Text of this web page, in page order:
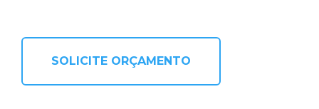
SOLICITE ORÇAMENTO